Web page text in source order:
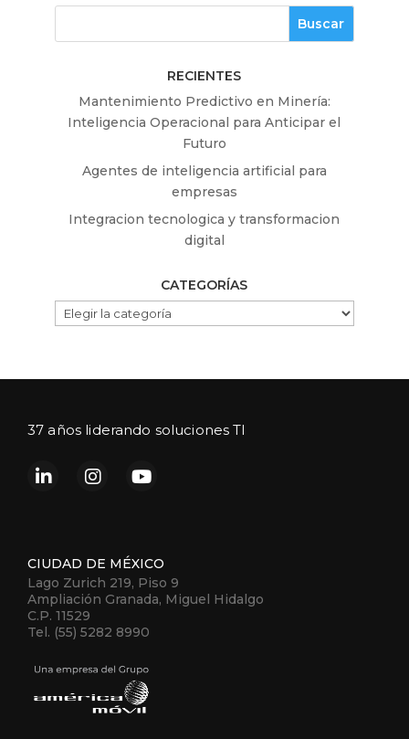
RECIENTES
Mantenimiento Predictivo en Minería:
Inteligencia Operacional para Anticipar el
Futuro
Agentes de inteligencia artificial para
empresas
Integracion tecnologica y transformacion
digital
CATEGORÍAS
CATEGORÍAS
37 años liderando soluciones TI
CIUDAD DE MÉXICO
Lago Zurich 219, Piso 9
Ampliación Granada, Miguel Hidalgo
C.P. 11529
Tel. (55) 5282 8990